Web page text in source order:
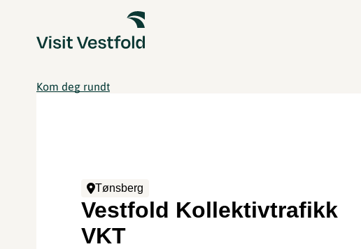
Kom deg rundt
Tønsberg
Vestfold Kollektivtrafikk
VKT